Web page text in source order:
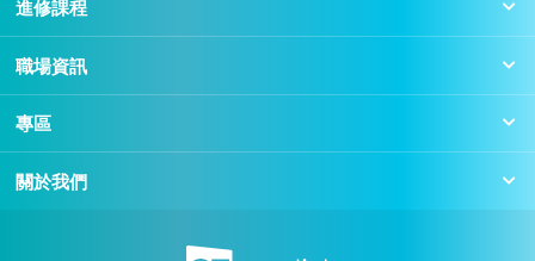
進修課程
職場資訊
專區
關於我們